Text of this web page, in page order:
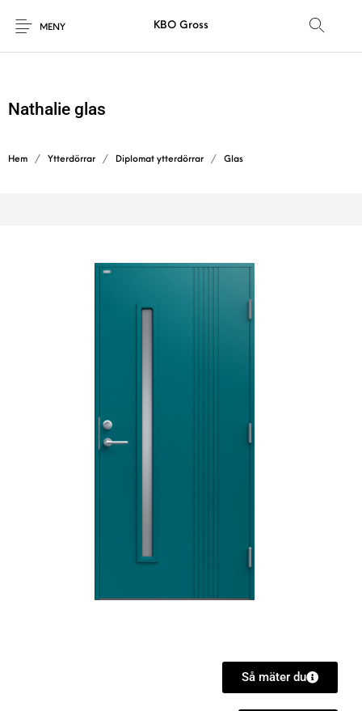
MENY KBO Gross
Nathalie glas
Hem / Ytterdörrar / Diplomat ytterdörrar / Glas
Så mäter du